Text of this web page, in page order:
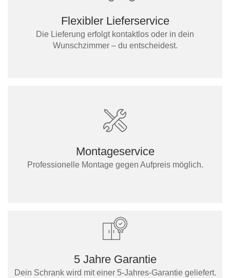
Flexibler Lieferservice
Die Lieferung erfolgt kontaktlos oder in dein
Wunschzimmer – du entscheidest.
Montageservice
Professionelle Montage gegen Aufpreis möglich.
5 Jahre Garantie
Dein Schrank wird mit einer 5-Jahres-Garantie geliefert.